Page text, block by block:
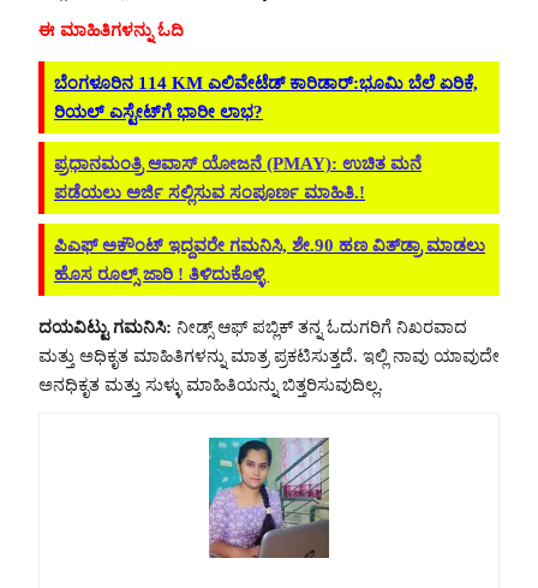
ಈ ಮಾಹಿತಿಗಳನ್ನು ಓದಿ
ಬೆಂಗಳೂರಿನ 114 KM ಎಲಿವೇಟೆಡ್ ಕಾರಿಡಾರ್:ಭೂಮಿ ಬೆಲೆ ಏರಿಕೆ,
ರಿಯಲ್​ ಎಸ್ಟೇಟ್​ಗೆ ಭಾರೀ ಲಾಭ?
ಪ್ರಧಾನಮಂತ್ರಿ ಆವಾಸ್ ಯೋಜನೆ (PMAY): ಉಚಿತ ಮನೆ
ಪಡೆಯಲು ಅರ್ಜಿ ಸಲ್ಲಿಸುವ ಸಂಪೂರ್ಣ ಮಾಹಿತಿ.!
ಪಿಎಫ್ ಅಕೌಂಟ್ ಇದ್ದವರೇ ಗಮನಿಸಿ, ಶೇ.90 ಹಣ ವಿತ್‌ಡ್ರಾ ಮಾಡಲು
ಹೊಸ ರೂಲ್ಸ್ ಜಾರಿ ! ತಿಳಿದುಕೊಳ್ಳಿ
ದಯವಿಟ್ಟು ಗಮನಿಸಿ: ನೀಡ್ಸ್ ಆಫ್ ಪಬ್ಲಿಕ್ ತನ್ನ ಓದುಗರಿಗೆ ನಿಖರವಾದ
ಮತ್ತು ಅಧಿಕೃತ ಮಾಹಿತಿಗಳನ್ನು ಮಾತ್ರ ಪ್ರಕಟಿಸುತ್ತದೆ. ಇಲ್ಲಿ ನಾವು ಯಾವುದೇ
ಅನಧಿಕೃತ ಮತ್ತು ಸುಳ್ಳು ಮಾಹಿತಿಯನ್ನು ಬಿತ್ತರಿಸುವುದಿಲ್ಲ.